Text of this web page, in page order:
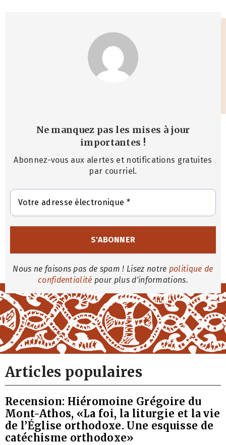
Ne manquez pas les mises à jour
importantes !
Abonnez-vous aux alertes et notifications gratuites
par courriel.
Nous ne faisons pas de spam ! Lisez notre politique de
confidentialité pour plus d'informations.
Articles populaires
Recension: Hiéromoine Grégoire du
Mont-Athos, «La foi, la liturgie et la vie
de l’Église orthodoxe. Une esquisse de
catéchisme orthodoxe»